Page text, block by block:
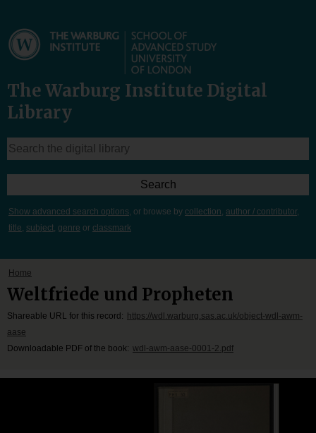
The Warburg Institute Digital
Library
Show advanced search options, or browse by collection, author / contributor,
title, subject, genre or classmark
Home
Weltfriede und Propheten
Shareable URL for this record:
https://wdl.warburg.sas.ac.uk/object-wdl-awm-
aase
Downloadable PDF of the book: wdl-awm-aase-0001-2.pdf